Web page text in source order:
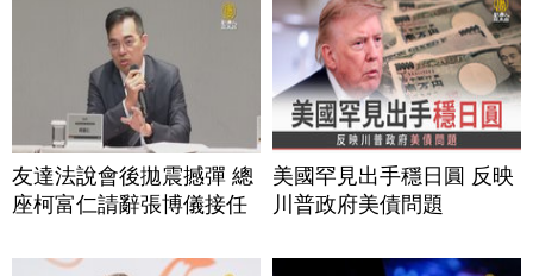
友達法說會後拋震撼彈 總
座柯富仁請辭張博儀接任
美國罕見出手穩日圓 反映
川普政府美債問題